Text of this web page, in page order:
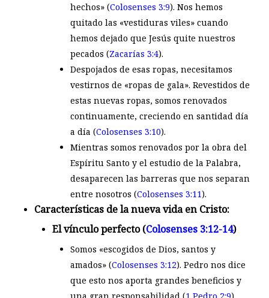
hechos» (Colosenses 3:9). Nos hemos
quitado las «vestiduras viles» cuando
hemos dejado que Jesús quite nuestros
pecados (Zacarías 3:4).
Despojados de esas ropas, necesitamos
vestirnos de «ropas de gala». Revestidos de
estas nuevas ropas, somos renovados
continuamente, creciendo en santidad día
a día (Colosenses 3:10).
Mientras somos renovados por la obra del
Espíritu Santo y el estudio de la Palabra,
desaparecen las barreras que nos separan
entre nosotros (Colosenses 3:11).
Características de la nueva vida en Cristo:
El vínculo perfecto (Colosenses 3:12-14)
Somos «escogidos de Dios, santos y
amados» (Colosenses 3:12). Pedro nos dice
que esto nos aporta grandes beneficios y
una gran responsabilidad (1 Pedro 2:9).